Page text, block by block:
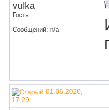
vulka
Гость
Сообщений: n/a
01.05.2020,
17:29